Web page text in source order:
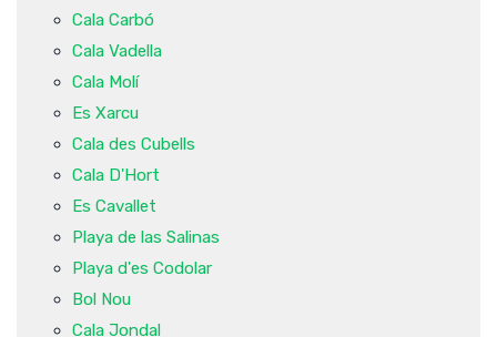
Cala Carbó
Cala Vadella
Cala Molí
Es Xarcu
Cala des Cubells
Cala D'Hort
Es Cavallet
Playa de las Salinas
Playa d'es Codolar
Bol Nou
Cala Jondal